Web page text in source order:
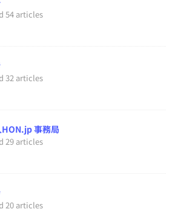
54 articles
32 articles
HON.jp 事務局
29 articles
20 articles